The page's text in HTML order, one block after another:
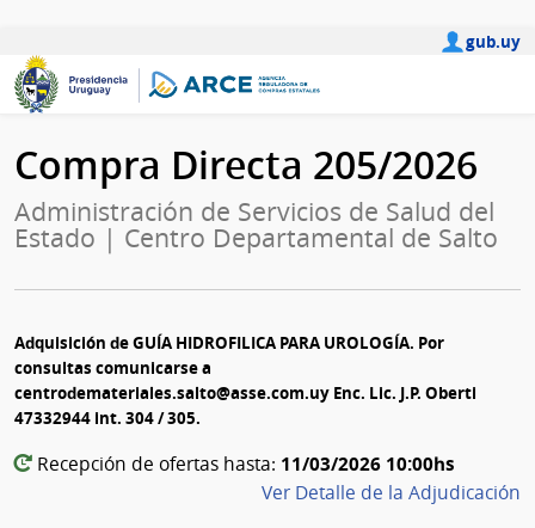
gub.uy
Compra Directa 205/2026
Administración de Servicios de Salud del
Estado | Centro Departamental de Salto
Adquisición de GUÍA HIDROFILICA PARA UROLOGÍA. Por
consultas comunicarse a
centrodemateriales.salto@asse.com.uy Enc. Lic. J.P. Oberti
47332944 int. 304 / 305.
Recepción de ofertas hasta: 11/03/2026 10:00hs
Ver Detalle de la Adjudicación